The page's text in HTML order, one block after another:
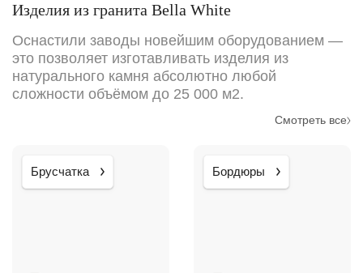
Изделия из гранита Bella White
Оснастили заводы новейшим оборудованием —
это позволяет изготавливать изделия из
натурального камня абсолютно любой
сложности объёмом до 25 000 м2.
Смотреть все
Брусчатка Бордюры